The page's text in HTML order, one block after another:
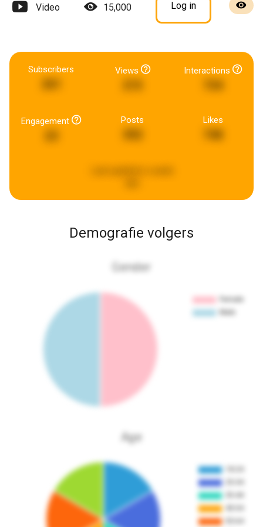
Video 15,000 Log in
Subscribers Views Interactions
Engagement Posts Likes
748
Demografie volgers
Gender
Age